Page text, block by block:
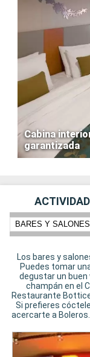
Cabina
garantizada
BARES Y SALONES
Los bares y
Puedes tomar
degustar un buen
champán en el
Restaurante
Si prefieres
acercarte a